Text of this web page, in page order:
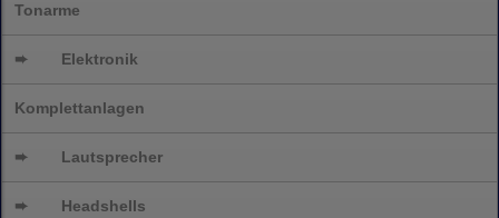
Tonarme
➨ Elektronik
Komplettanlagen
➨ Lautsprecher
➨ Headshells